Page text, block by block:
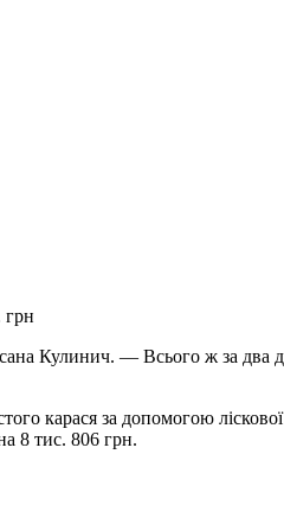
грн
Кулинич. — Всього ж за два
карася за допомогою
8 тис. 806 грн.